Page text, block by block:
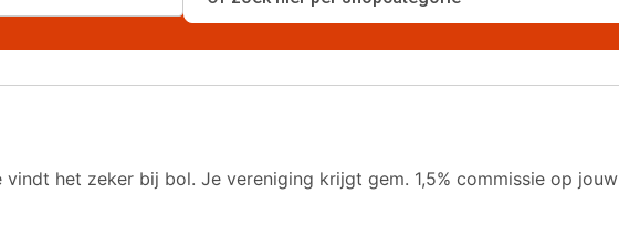
het zeker bij bol. Je vereniging krijgt gem. 1,5% commissie op jouw